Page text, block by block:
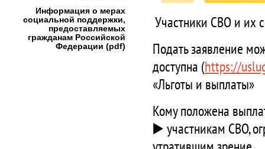
Участники СВО и их
Подать заявление
доступна (https://
«Льготы и выплаты»
Кому положена
▶️ участникам СВО,
Информация о мерах
социальной поддержки,
предоставляемых
гражданам Российской
Федерации (pdf)